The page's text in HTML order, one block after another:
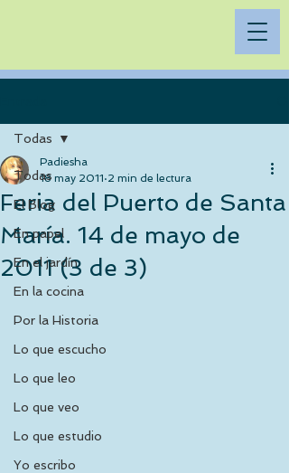
Todas
El Blog
En papel
En el jardín
En la cocina
Por la Historia
Lo que escucho
Lo que leo
Lo que veo
Lo que estudio
Yo escribo
Todas
Feria del Puerto de Santa
María. 14 de mayo de
2011 (3 de 3)
Padiesha
18 may 2011 2 min de lectura